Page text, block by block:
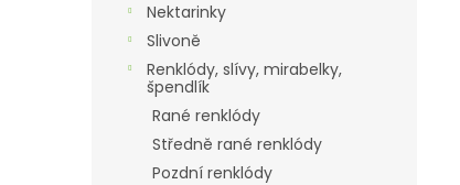
Nektarinky
Slivoně
Renklódy, slívy, mirabelky,
špendlík
Rané renklódy
Středně rané renklódy
Pozdní renklódy